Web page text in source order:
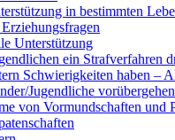
in bestimmten
Unterstützung
ein Strafverfahren
Schwierigkeiten haben –
Jugendliche
von Vormundschaften und